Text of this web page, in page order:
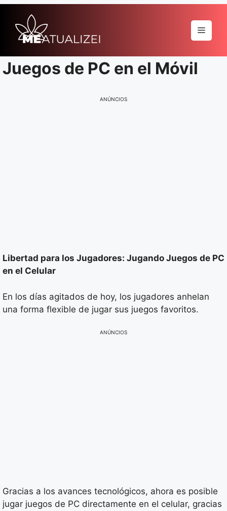
para
Menu
Juegos de PC en el Móvil
ANÚNCIOS
Libertad para los Jugadores: Jugando Juegos de PC
en el Celular
En los días agitados de hoy, los jugadores anhelan
una forma flexible de jugar sus juegos favoritos.
ANÚNCIOS
Gracias a los avances tecnológicos, ahora es posible
jugar juegos de PC directamente en el celular, gracias